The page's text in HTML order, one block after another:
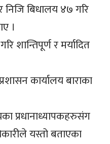
बिधालय ४७ गरि
।
शान्तिपूर्ण र मर्यादित
कार्यालय बाराका
प्रधानाध्यापकहरुसंग
यस्तो बताएका